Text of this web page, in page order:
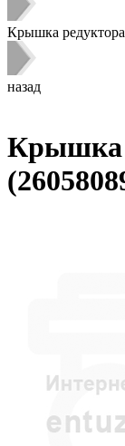
Крышка
назад
Крышка